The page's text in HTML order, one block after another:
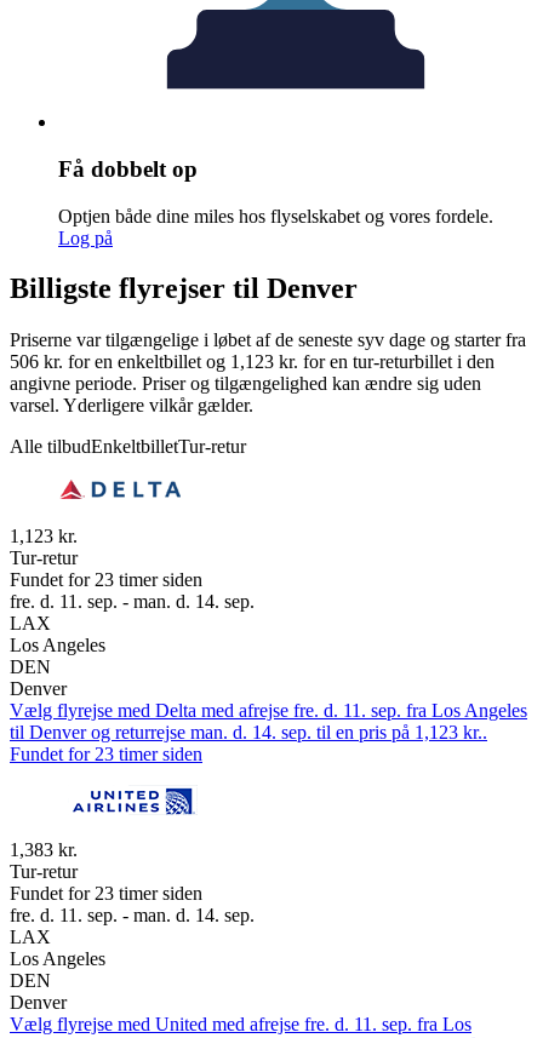
Få dobbelt op
Optjen både dine miles hos flyselskabet og vores fordele.
Log på
Billigste flyrejser til Denver
Priserne var tilgængelige i løbet af de seneste syv dage og starter fra
506 kr. for en enkeltbillet og 1,123 kr. for en tur-returbillet i den
angivne periode. Priser og tilgængelighed kan ændre sig uden
varsel. Yderligere vilkår gælder.
Alle tilbudEnkeltbilletTur-retur
1,123 kr.
Tur-retur
Fundet for 23 timer siden
fre. d. 11. sep. - man. d. 14. sep.
LAX
Los Angeles
DEN
Denver
Vælg flyrejse med Delta med afrejse fre. d. 11. sep. fra Los Angeles
til Denver og returrejse man. d. 14. sep. til en pris på 1,123 kr..
Fundet for 23 timer siden
1,383 kr.
Tur-retur
Fundet for 23 timer siden
fre. d. 11. sep. - man. d. 14. sep.
LAX
Los Angeles
DEN
Denver
Vælg flyrejse med United med afrejse fre. d. 11. sep. fra Los